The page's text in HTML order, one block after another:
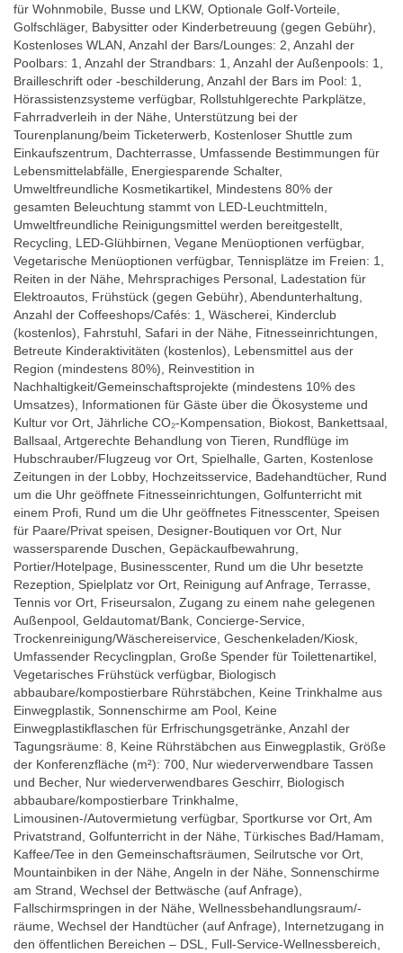
für Wohnmobile, Busse und LKW, Optionale Golf-Vorteile,
Golfschläger, Babysitter oder Kinderbetreuung (gegen Gebühr),
Kostenloses WLAN, Anzahl der Bars/Lounges: 2, Anzahl der
Poolbars: 1, Anzahl der Strandbars: 1, Anzahl der Außenpools: 1,
Brailleschrift oder -beschilderung, Anzahl der Bars im Pool: 1,
Hörassistenzsysteme verfügbar, Rollstuhlgerechte Parkplätze,
Fahrradverleih in der Nähe, Unterstützung bei der
Tourenplanung/beim Ticketerwerb, Kostenloser Shuttle zum
Einkaufszentrum, Dachterrasse, Umfassende Bestimmungen für
Lebensmittelabfälle, Energiesparende Schalter,
Umweltfreundliche Kosmetikartikel, Mindestens 80% der
gesamten Beleuchtung stammt von LED-Leuchtmitteln,
Umweltfreundliche Reinigungsmittel werden bereitgestellt,
Recycling, LED-Glühbirnen, Vegane Menüoptionen verfügbar,
Vegetarische Menüoptionen verfügbar, Tennisplätze im Freien: 1,
Reiten in der Nähe, Mehrsprachiges Personal, Ladestation für
Elektroautos, Frühstück (gegen Gebühr), Abendunterhaltung,
Anzahl der Coffeeshops/Cafés: 1, Wäscherei, Kinderclub
(kostenlos), Fahrstuhl, Safari in der Nähe, Fitnesseinrichtungen,
Betreute Kinderaktivitäten (kostenlos), Lebensmittel aus der
Region (mindestens 80%), Reinvestition in
Nachhaltigkeit/Gemeinschaftsprojekte (mindestens 10% des
Umsatzes), Informationen für Gäste über die Ökosysteme und
Kultur vor Ort, Jährliche CO₂-Kompensation, Biokost, Bankettsaal,
Ballsaal, Artgerechte Behandlung von Tieren, Rundflüge im
Hubschrauber/Flugzeug vor Ort, Spielhalle, Garten, Kostenlose
Zeitungen in der Lobby, Hochzeitsservice, Badehandtücher, Rund
um die Uhr geöffnete Fitnesseinrichtungen, Golfunterricht mit
einem Profi, Rund um die Uhr geöffnetes Fitnesscenter, Speisen
für Paare/Privat speisen, Designer-Boutiquen vor Ort, Nur
wassersparende Duschen, Gepäckaufbewahrung,
Portier/Hotelpage, Businesscenter, Rund um die Uhr besetzte
Rezeption, Spielplatz vor Ort, Reinigung auf Anfrage, Terrasse,
Tennis vor Ort, Friseursalon, Zugang zu einem nahe gelegenen
Außenpool, Geldautomat/Bank, Concierge-Service,
Trockenreinigung/Wäschereiservice, Geschenkeladen/Kiosk,
Umfassender Recyclingplan, Große Spender für Toilettenartikel,
Vegetarisches Frühstück verfügbar, Biologisch
abbaubare/kompostierbare Rührstäbchen, Keine Trinkhalme aus
Einwegplastik, Sonnenschirme am Pool, Keine
Einwegplastikflaschen für Erfrischungsgetränke, Anzahl der
Tagungsräume: 8, Keine Rührstäbchen aus Einwegplastik, Größe
der Konferenzfläche (m²): 700, Nur wiederverwendbare Tassen
und Becher, Nur wiederverwendbares Geschirr, Biologisch
abbaubare/kompostierbare Trinkhalme,
Limousinen-/Autovermietung verfügbar, Sportkurse vor Ort, Am
Privatstrand, Golfunterricht in der Nähe, Türkisches Bad/Hamam,
Kaffee/Tee in den Gemeinschaftsräumen, Seilrutsche vor Ort,
Mountainbiken in der Nähe, Angeln in der Nähe, Sonnenschirme
am Strand, Wechsel der Bettwäsche (auf Anfrage),
Fallschirmspringen in der Nähe, Wellnessbehandlungsraum/-
räume, Wechsel der Handtücher (auf Anfrage), Internetzugang in
den öffentlichen Bereichen – DSL, Full-Service-Wellnessbereich,